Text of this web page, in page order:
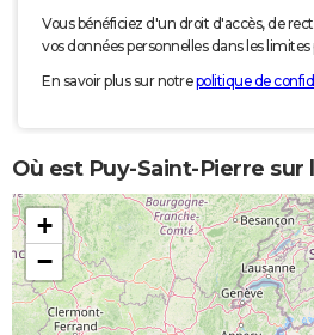
Vous bénéficiez d'un droit d'accès, de
vos données personnelles dans les limites
En savoir plus sur notrepolitique de
Où est Puy-Saint-Pierre sur
+
−